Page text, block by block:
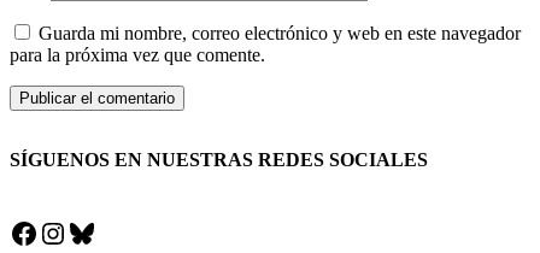
Guarda mi nombre, correo electrónico y web en este navegador
para la próxima vez que comente.
SÍGUENOS EN NUESTRAS REDES SOCIALES
Facebook
Instagram
Bluesky